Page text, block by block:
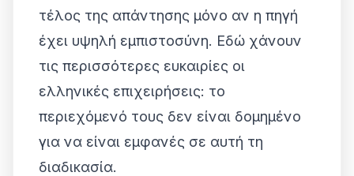
τέλος της απάντησης μόνο αν η πηγή
έχει υψηλή εμπιστοσύνη. Εδώ χάνουν
τις περισσότερες ευκαιρίες οι
ελληνικές επιχειρήσεις: το
περιεχόμενό τους δεν είναι δομημένο
για να είναι εμφανές σε αυτή τη
διαδικασία.